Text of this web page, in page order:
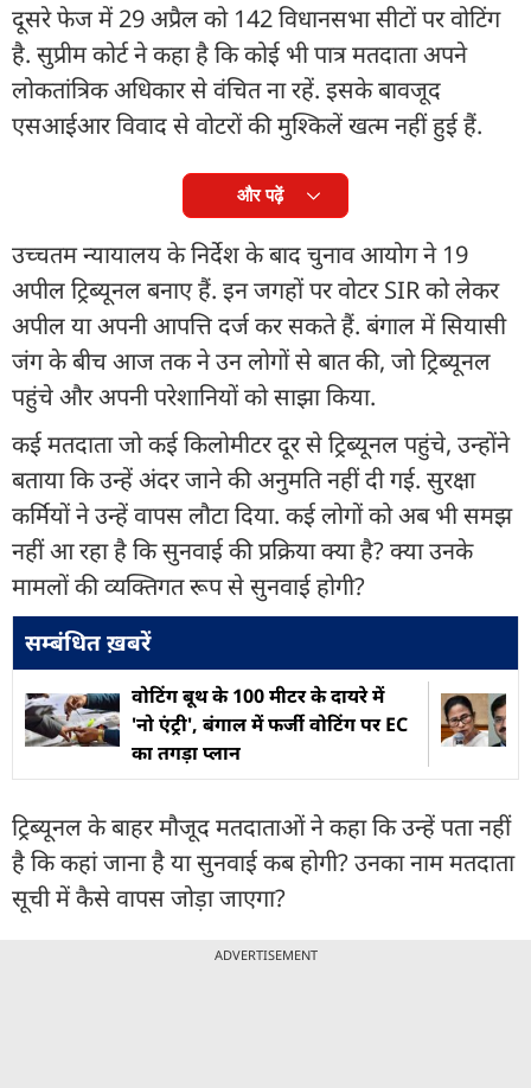
दूसरे फेज में 29 अप्रैल को 142 विधानसभा सीटों पर वोटिंग
है. सुप्रीम कोर्ट ने कहा है कि कोई भी पात्र मतदाता अपने
लोकतांत्रिक अधिकार से वंचित ना रहें. इसके बावजूद
एसआईआर विवाद से वोटरों की मुश्किलें खत्म नहीं हुई हैं.
और पढ़ें
उच्चतम न्यायालय के निर्देश के बाद चुनाव आयोग ने 19
अपील ट्रिब्यूनल बनाए हैं. इन जगहों पर वोटर SIR को लेकर
अपील या अपनी आपत्ति दर्ज कर सकते हैं. बंगाल में सियासी
जंग के बीच आज तक ने उन लोगों से बात की, जो ट्रिब्यूनल
पहुंचे और अपनी परेशानियों को साझा किया.
कई मतदाता जो कई किलोमीटर दूर से ट्रिब्यूनल पहुंचे, उन्होंने
बताया कि उन्हें अंदर जाने की अनुमति नहीं दी गई. सुरक्षा
कर्मियों ने उन्हें वापस लौटा दिया. कई लोगों को अब भी समझ
नहीं आ रहा है कि सुनवाई की प्रक्रिया क्या है? क्या उनके
मामलों की व्यक्तिगत रूप से सुनवाई होगी?
सम्बंधित ख़बरें
वोटिंग बूथ के 100 मीटर के दायरे में
'नो एंट्री', बंगाल में फर्जी वोटिंग पर EC
का तगड़ा प्लान
ट्रिब्यूनल के बाहर मौजूद मतदाताओं ने कहा कि उन्हें पता नहीं
है कि कहां जाना है या सुनवाई कब होगी? उनका नाम मतदाता
सूची में कैसे वापस जोड़ा जाएगा?
ADVERTISEMENT